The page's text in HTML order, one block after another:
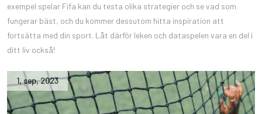
exempel spelar Fifa kan du testa olika strategier och se vad som
fungerar bäst, och du kommer dessutom hitta inspiration att
fortsätta med din sport. Låt därför leken och dataspelen vara en del i
ditt liv också!
1,sep,2023